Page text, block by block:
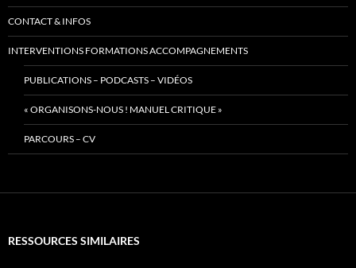
CONTACT & INFOS
INTERVENTIONS FORMATIONS ACCOMPAGNEMENTS
PUBLICATIONS – PODCASTS – VIDÉOS
« ORGANISONS-NOUS ! MANUEL CRITIQUE »
PARCOURS – CV
RESSOURCES SIMILAIRES